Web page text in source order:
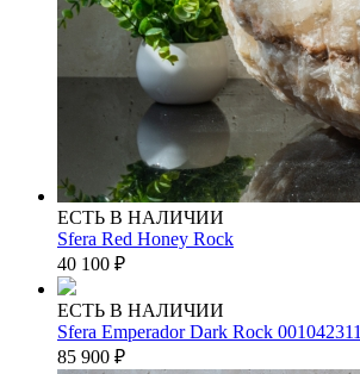
ЕСТЬ В НАЛИЧИИ
Sfera Red Honey Rock
40 100 ₽
ЕСТЬ В НАЛИЧИИ
Sfera Emperador Dark Rock 001042311
85 900 ₽